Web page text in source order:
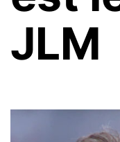
JLM